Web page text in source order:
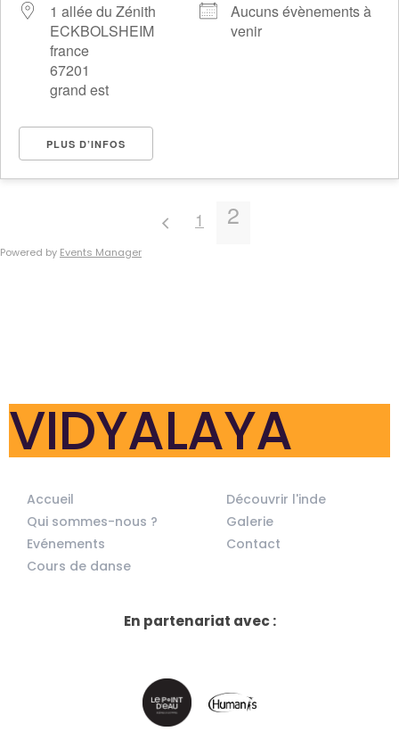
1 allée du Zénith
ECKBOLSHEIM
france
67201
grand est
Aucuns évènements à
venir
PLUS D’INFOS
1 2
Powered by Events Manager
VIDYALAYA
Accueil
Qui sommes-nous ?
Evénements
Cours de danse
Découvrir l'inde
Galerie
Contact
En partenariat avec :